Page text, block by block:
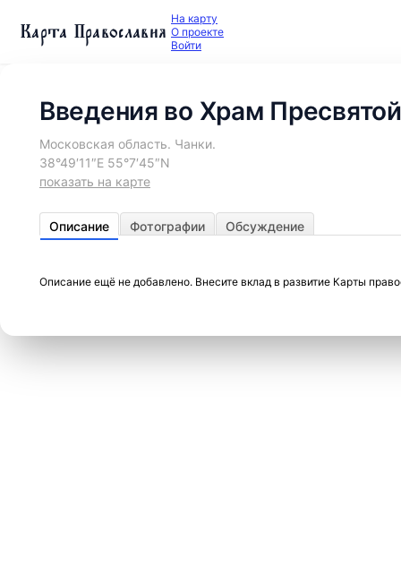
Карта Православия На карту
О проекте
Войти
Введения во Храм
Московская область. Чанки.
38°49′11″E 55°7′45″N
показать на карте
Описание Фотографии Обсуждение
Описание ещё не добавлено. Внесите вклад в развитие Карты